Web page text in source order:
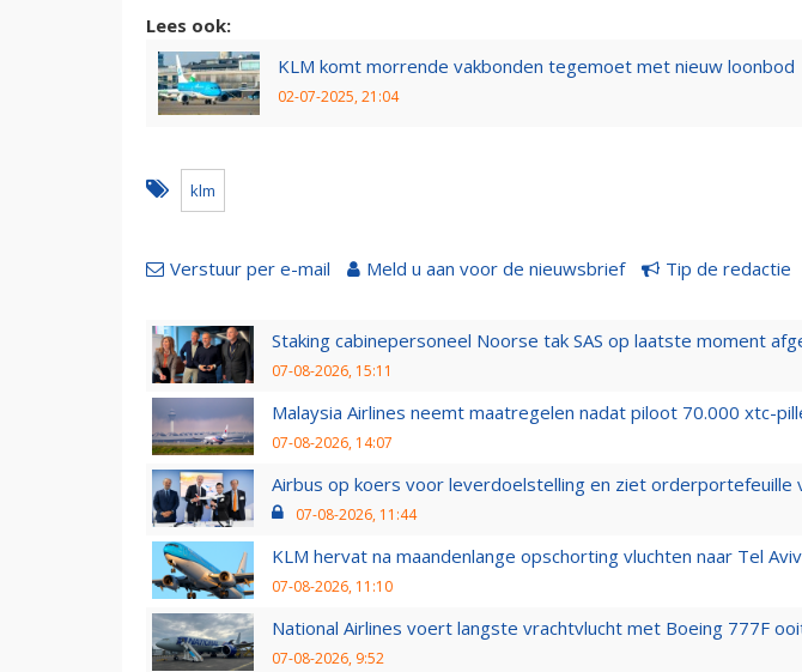
Lees ook:
KLM komt morrende vakbonden tegemoet met nieuw loonbod
02-07-2025, 21:04
klm
Verstuur per e-mail Meld u aan voor de nieuwsbrief Tip de redactie
Staking cabinepersoneel Noorse tak SAS op laatste moment
07-08-2026, 15:11
Malaysia Airlines neemt maatregelen nadat piloot 70.000 xtc-
07-08-2026, 14:07
Airbus op koers voor leverdoelstelling en ziet orderportefeuille
07-08-2026, 11:44
KLM hervat na maandenlange opschorting vluchten naar Tel Aviv
07-08-2026, 11:10
National Airlines voert langste vrachtvlucht met Boeing 777F
07-08-2026, 9:52